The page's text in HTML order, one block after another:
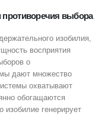
выбора
изобилия,
восприятия
о
дают множество
охватывают
обогащаются
изобилие генерирует